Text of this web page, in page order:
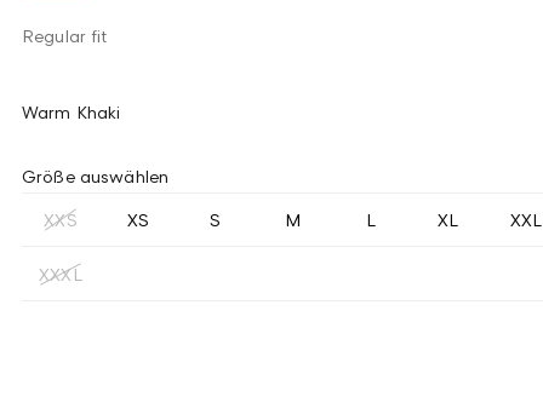
Regular fit
Warm Khaki
Größe auswählen
XXS XS S M L XL XXL
XXXL